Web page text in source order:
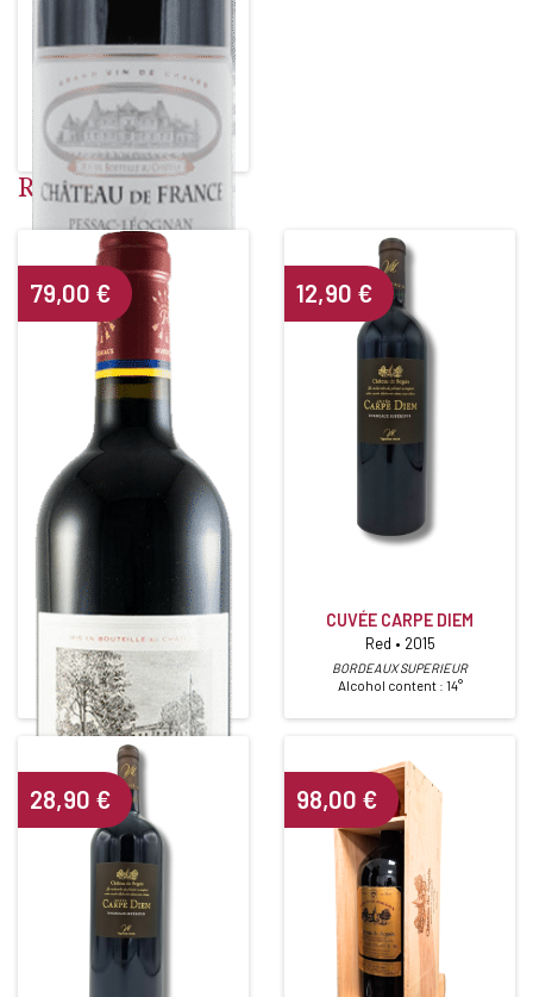
CHÂTEAU DE FRANCE
Red • 2014
PESSAC LEOGNAN ROUGE
Alcohol content : 14°
Related products
CHÂTEAU DUHART MILON
ROTHSCHILD
4ième Grand Cru Classé
Red • 2015
PAUILLAC
Alcohol content : 12,5°
79,00 €
CUVÉE CARPE DIEM
Red • 2015
BORDEAUX SUPERIEUR
Alcohol content : 14°
12,90 €
28,90 € 98,00 €